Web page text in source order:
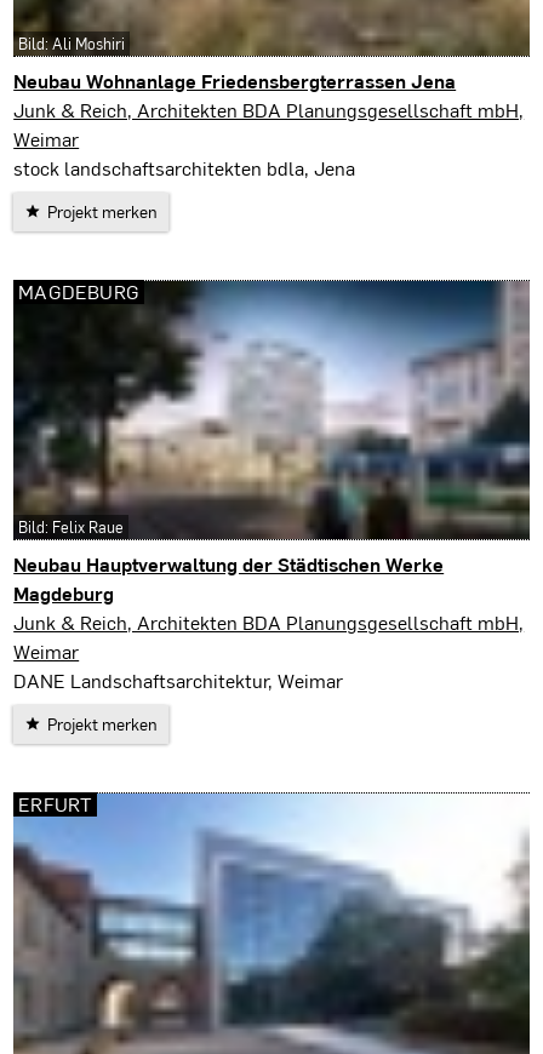
Neubau Wohnanlage Friedensbergterrassen Jena
Jena
Junk & Reich, Architekten BDA Planungsgesellschaft mbH,
Weimar
stock landschaftsarchitekten bdla, Jena
Projekt merken
Bild: Ali Moshiri
Neubau Hauptverwaltung der Städtischen Werke
Magdeburg
Magdeburg
Junk & Reich, Architekten BDA Planungsgesellschaft mbH,
Weimar
DANE Landschaftsarchitektur, Weimar
Projekt merken
MAGDEBURG
Bild: Felix Raue
ERFURT